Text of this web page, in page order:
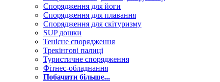
Спорядження для йоги
Спорядження для плавання
Спорядження для скітуризму
SUP дошки
Тенісне спорядження
Трекінгові палиці
Туристичне спорядження
Фітнес-обладнання
Побачити більше...